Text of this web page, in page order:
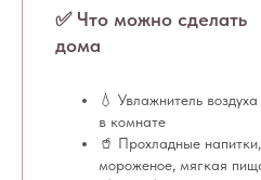
✅ Что можно сделать
дома
💧 Увлажнитель воздуха
в комнате
🥤 Прохладные напитки,
мороженое, мягкая